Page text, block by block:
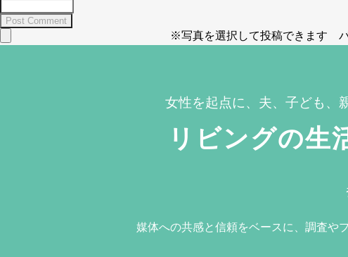
※写真を選択して投稿できます
女性を起点に、夫、子ども、
リビングの生
媒体への共感と信頼をベースに、調査や